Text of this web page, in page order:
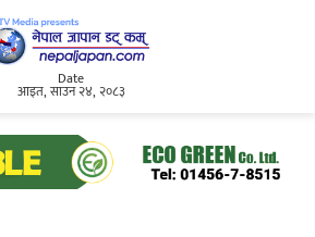
Date
आइत, साउन २४, २०८३